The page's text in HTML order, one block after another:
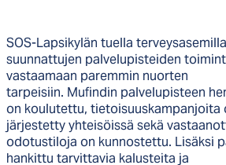
SOS-Lapsikylän tuella
suunnattujen palvelupisteiden
vastaamaan paremmin nuorten
tarpeisiin. Mufindin palvelupisteen
on koulutettu, tietoisuuskampanjoita
järjestetty yhteisöissä sekä
odotustiloja on kunnostettu. Lisäksi
hankittu tarvittavia kalusteita ja